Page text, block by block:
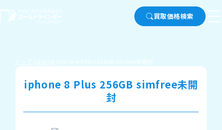
買取価格検索
トップ 256GB iphone 8 Plus 256GB simfree未開封
iphone 8 Plus 256GB simfree未開
封